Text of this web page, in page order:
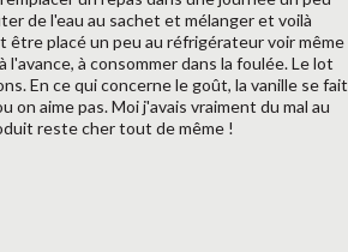
de l'eau au sachet et mélanger et voilà
placé un peu au réfrigérateur voir même
à consommer dans la foulée. Le lot
En ce qui concerne le goût, la vanille se fait
aime pas. Moi j'avais vraiment du mal au
reste cher tout de même !